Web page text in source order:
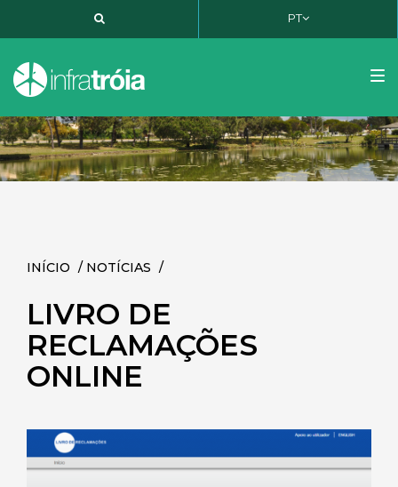
PT
INÍCIO / NOTÍCIAS /
LIVRO DE
RECLAMAÇÕES
ONLINE